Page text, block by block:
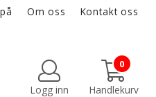
Om oss Kontakt oss
Logg inn
0
Handlekurv